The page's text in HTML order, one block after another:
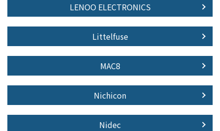
LENOO ELECTRONICS
Littelfuse
MAC8
Nichicon
Nidec